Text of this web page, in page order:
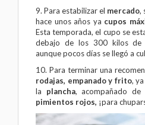
9. Para estabilizar el mercado,
hace unos años ya cupos
Esta temporada, el cupo se
debajo de los 300 kilos de
aunque pocos días se llegó a
10. Para terminar una
rodajas, empanado y frito,
la plancha, acompañado de
pimientos rojos, ¡para